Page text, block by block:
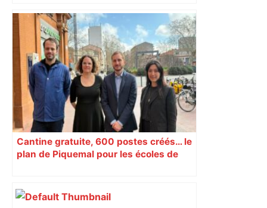
« Rien d'inquiétant » pour Guillaume
Restes, le gardien de Toulouse, après
sa sortie à Metz – L'Équipe
Cantine gratuite, 600 postes créés… le
plan de Piquemal pour les écoles de